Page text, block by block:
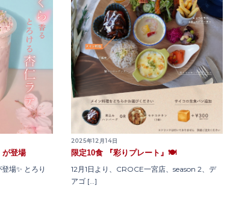
が登場
場✨ とろり
2025年12月14日
限定10食 『彩りプレート』🍽️
12月1日より、CROCE一宮店、season 2、デ
アゴ […]